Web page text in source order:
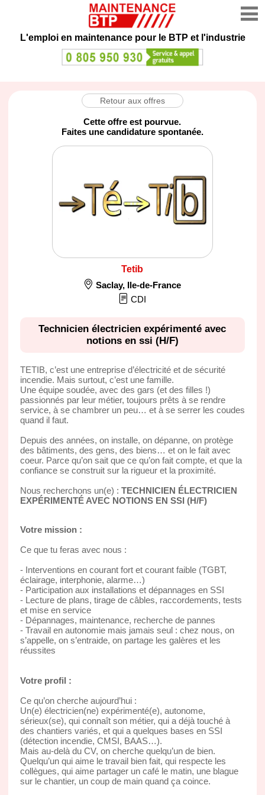
L'emploi en maintenance pour le BTP et l'industrie
Retour aux offres
Cette offre est pourvue.
Faites une candidature spontanée.
Tetib
Saclay, Ile-de-France
CDI
Technicien électricien expérimenté avec
notions en ssi (H/F)
TETIB, c’est une entreprise d’électricité et de sécurité
incendie. Mais surtout, c’est une famille.
Une équipe soudée, avec des gars (et des filles !)
passionnés par leur métier, toujours prêts à se rendre
service, à se chambrer un peu… et à se serrer les coudes
quand il faut.
Depuis des années, on installe, on dépanne, on protège
des bâtiments, des gens, des biens… et on le fait avec
coeur. Parce qu’on sait que ce qu’on fait compte, et que la
confiance se construit sur la rigueur et la proximité.
Nous recherchons un(e) : TECHNICIEN ÉLECTRICIEN
EXPÉRIMENTÉ AVEC NOTIONS EN SSI (H/F)
Votre mission :
Ce que tu feras avec nous :
- Interventions en courant fort et courant faible (TGBT,
éclairage, interphonie, alarme…)
- Participation aux installations et dépannages en SSI
- Lecture de plans, tirage de câbles, raccordements, tests
et mise en service
- Dépannages, maintenance, recherche de pannes
- Travail en autonomie mais jamais seul : chez nous, on
s’appelle, on s’entraide, on partage les galères et les
réussites
Votre profil :
Ce qu’on cherche aujourd’hui :
Un(e) électricien(ne) expérimenté(e), autonome,
sérieux(se), qui connaît son métier, qui a déjà touché à
des chantiers variés, et qui a quelques bases en SSI
(détection incendie, CMSI, BAAS…).
Mais au-delà du CV, on cherche quelqu’un de bien.
Quelqu’un qui aime le travail bien fait, qui respecte les
collègues, qui aime partager un café le matin, une blague
sur le chantier, un coup de main quand ça coince.